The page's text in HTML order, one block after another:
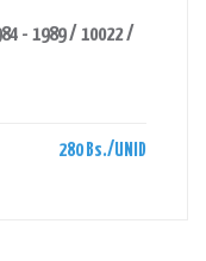
- 1989 / 10022 /
280 Bs./UNID